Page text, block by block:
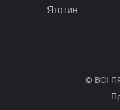
Яготин
© ВСІ